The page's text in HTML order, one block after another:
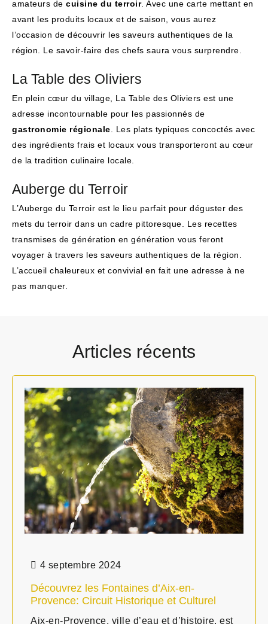
amateurs de cuisine du terroir. Avec une carte mettant en
avant les produits locaux et de saison, vous aurez
l’occasion de découvrir les saveurs authentiques de la
région. Le savoir-faire des chefs saura vous surprendre.
La Table des Oliviers
En plein cœur du village, La Table des Oliviers est une
adresse incontournable pour les passionnés de
gastronomie régionale . Les plats typiques concoctés avec
des ingrédients frais et locaux vous transporteront au cœur
de la tradition culinaire locale.
Auberge du Terroir
L’Auberge du Terroir est le lieu parfait pour déguster des
mets du terroir dans un cadre pittoresque. Les recettes
transmises de génération en génération vous feront
voyager à travers les saveurs authentiques de la région.
L’accueil chaleureux et convivial en fait une adresse à ne
pas manquer.
Articles récents
4 septembre 2024
Découvrez les Fontaines d’Aix-en-
Provence: Circuit Historique et Culturel
Aix-en-Provence, ville d’eau et d’histoire, est